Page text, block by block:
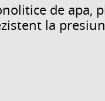
de apa,
la